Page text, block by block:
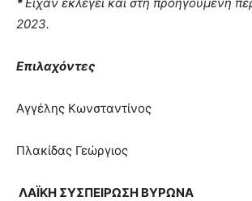
2023.
Επιλαχόντες
Αγγέλης Κωνσταντίνος
Πλακίδας Γεώργιος
ΛΑΪΚΗ ΣΥΣΠΕΙΡΩΣΗ ΒΥΡΩΝΑ